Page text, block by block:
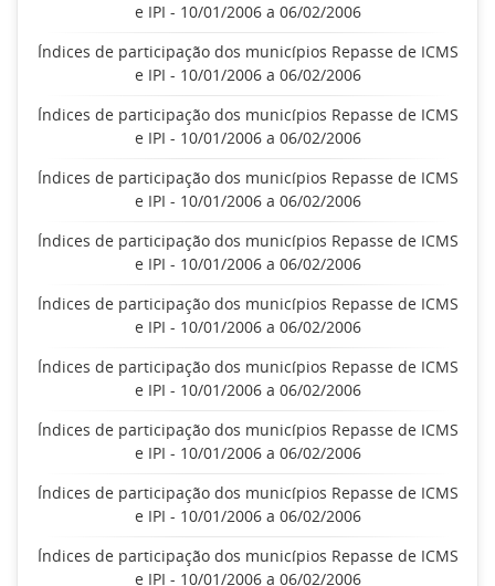
e IPI - 10/01/2006 a 06/02/2006
Índices de participação dos municípios Repasse de ICMS
e IPI - 10/01/2006 a 06/02/2006
Índices de participação dos municípios Repasse de ICMS
e IPI - 10/01/2006 a 06/02/2006
Índices de participação dos municípios Repasse de ICMS
e IPI - 10/01/2006 a 06/02/2006
Índices de participação dos municípios Repasse de ICMS
e IPI - 10/01/2006 a 06/02/2006
Índices de participação dos municípios Repasse de ICMS
e IPI - 10/01/2006 a 06/02/2006
Índices de participação dos municípios Repasse de ICMS
e IPI - 10/01/2006 a 06/02/2006
Índices de participação dos municípios Repasse de ICMS
e IPI - 10/01/2006 a 06/02/2006
Índices de participação dos municípios Repasse de ICMS
e IPI - 10/01/2006 a 06/02/2006
Índices de participação dos municípios Repasse de ICMS
e IPI - 10/01/2006 a 06/02/2006